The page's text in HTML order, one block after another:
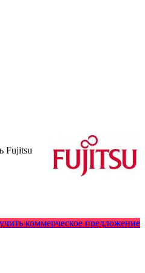
Fujitsu
коммерческое предложение